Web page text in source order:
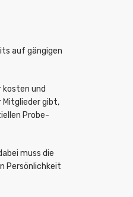
auf gängigen
kosten und
Mitglieder gibt,
Probe-
muss die
Persönlichkeit